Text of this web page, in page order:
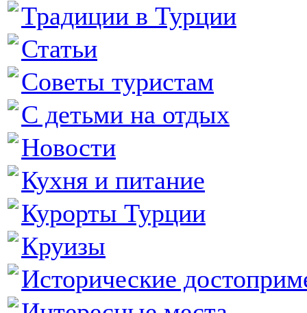
Традиции в Турции
Статьи
Советы туристам
С детьми на отдых
Новости
Кухня и питание
Курорты Турции
Круизы
Исторические